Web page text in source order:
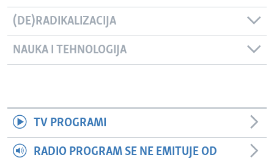
(DE)RADIKALIZACIJA
NAUKA I TEHNOLOGIJA
TV PROGRAMI
RADIO PROGRAM SE NE EMITUJE OD